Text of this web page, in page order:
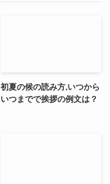
初夏の候の読み方,いつから
いつまでで挨拶の例文は？